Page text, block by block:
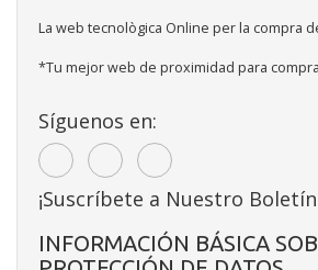
La web tecnològica Online per la compra
*Tu mejor web de proximidad para
Síguenos en:
¡Suscríbete a Nuestro
INFORMACIÓN BÁSICA